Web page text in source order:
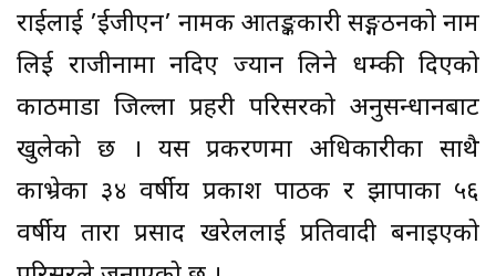
राईलाई ’ईजीएन’ नामक आतङ्ककारी सङ्गठनको नाम
लिई राजीनामा नदिए ज्यान लिने धम्की दिएको
काठमाडौँ जिल्ला प्रहरी परिसरको अनुसन्धानबाट
खुलेको छ । यस प्रकरणमा अधिकारीका साथै
काभ्रेका ३४ वर्षीय प्रकाश पाठक र झापाका ५६
वर्षीय तारा प्रसाद खरेललाई प्रतिवादी बनाइएको